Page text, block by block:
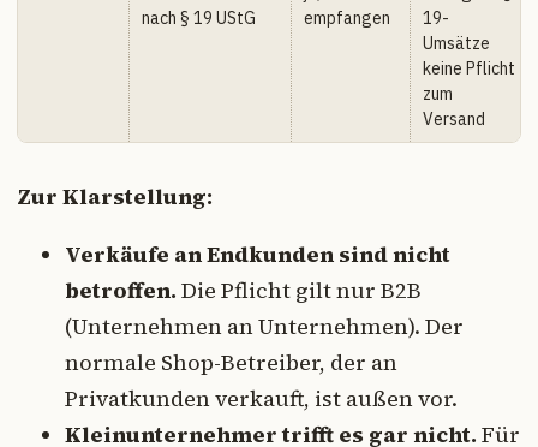
nach § 19 UStG
empfangen
19-
Umsätze
keine Pflicht
zum
Versand
Zur Klarstellung:
Verkäufe an Endkunden sind nicht
betroffen. Die Pflicht gilt nur B2B
(Unternehmen an Unternehmen). Der
normale Shop-Betreiber, der an
Privatkunden verkauft, ist außen vor.
Kleinunternehmer trifft es gar nicht. Für